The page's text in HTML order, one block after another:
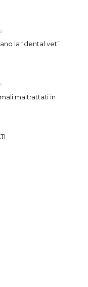
la “dental vet”
maltrattati in